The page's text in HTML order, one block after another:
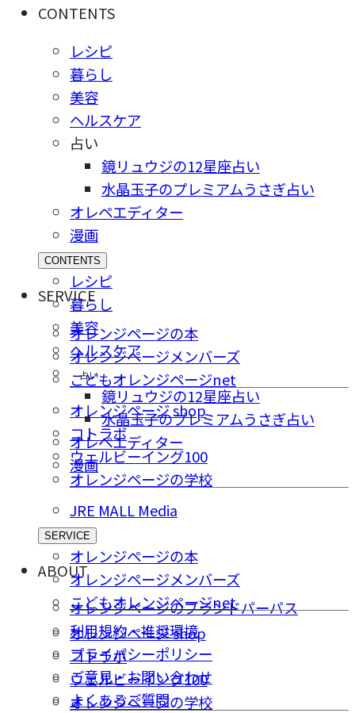
CONTENTS
レシピ
暮らし
美容
ヘルスケア
占い
鏡リュウジの12星座占い
水晶玉子のプレミアムうさぎ占い
オレペエディター
漫画
CONTENTS
レシピ
暮らし
美容
ヘルスケア
占い
鏡リュウジの12星座占い
水晶玉子のプレミアムうさぎ占い
オレペエディター
漫画
SERVICE
オレンジページの本
オレンジページメンバーズ
こどもオレンジページnet
オレンジページ shop
コトラボ
ウェルビーイング100
オレンジページの学校
JRE MALL Media
SERVICE
オレンジページの本
オレンジページメンバーズ
こどもオレンジページnet
オレンジページ shop
コトラボ
ウェルビーイング100
オレンジページの学校
ABOUT
オレンジページのブランドパーパス
利用規約・推奨環境
プライバシーポリシー
ご意⾒・お問い合わせ
よくあるご質問